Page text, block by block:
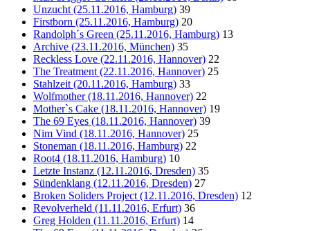
Unzucht (25.11.2016, Hamburg) 39
Firstborn (25.11.2016, Hamburg) 20
Randolph´s Green (25.11.2016, Hamburg) 13
Archive (23.11.2016, München) 35
Reckless Love (22.11.2016, Hannover) 22
The Treatment (22.11.2016, Hannover) 25
Stahlzeit (20.11.2016, Hamburg) 33
Wolfmother (18.11.2016, Hannover) 22
Mother`s Cake (18.11.2016, Hannover) 19
The 69 Eyes (18.11.2016, Hannover) 39
Nim Vind (18.11.2016, Hannover) 25
Stoneman (18.11.2016, Hamburg) 22
Root4 (18.11.2016, Hamburg) 10
Letzte Instanz (12.11.2016, Dresden) 35
Sündenklang (12.11.2016, Dresden) 27
Broken Soliders Project (12.11.2016, Dresden) 12
Revolverheld (11.11.2016, Erfurt) 36
Greg Holden (11.11.2016, Erfurt) 14